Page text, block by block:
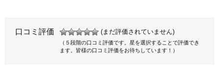
口コミ評価 (まだ評価されていません)
（５段階の口コミ評価です。星を選択することで評価でき
ます。皆様の口コミ評価をお待ちしています！）